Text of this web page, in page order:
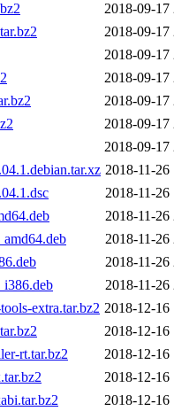
2018-09-17
2018-09-17
2018-09-17
2018-09-17
2018-09-17
2018-09-17
2018-09-17
2018-11-26
2018-11-26
2018-11-26
2018-11-26
2018-11-26
2018-11-26
extra.tar.bz2 2018-12-16
2018-12-16
rt.tar.bz2
2018-12-16
2018-12-16
2018-12-16